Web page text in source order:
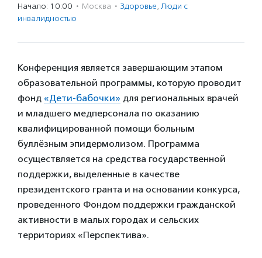
Начало: 10:00 · Москва · Здоровье, Люди с
инвалидностью
Конференция является завершающим этапом
образовательной программы, которую проводит
фонд «Дети-бабочки» для региональных врачей
и младшего медперсонала по оказанию
квалифицированной помощи больным
буллёзным эпидермолизом. Программа
осуществляется на средства государственной
поддержки, выделенные в качестве
президентского гранта и на основании конкурса,
проведенного Фондом поддержки гражданской
активности в малых городах и сельских
территориях «Перспектива».